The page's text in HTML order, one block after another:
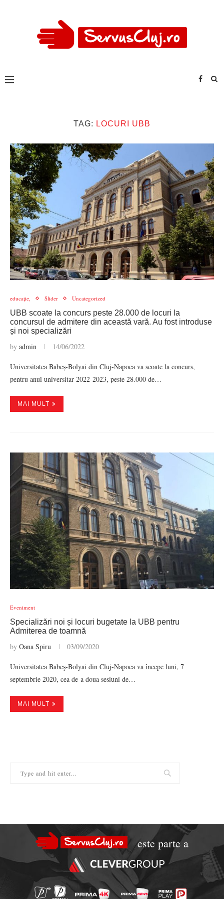
TAG: LOCURI UBB
educație, Slider Uncategorized
UBB scoate la concurs peste 28.000 de locuri la
concursul de admitere din această vară. Au fost introduse
și noi specializări
by admin 14/06/2022
Universitatea Babeș-Bolyai din Cluj-Napoca va scoate la concurs,
pentru anul universitar 2022-2023, peste 28.000 de…
MAI MULT
Eveniment
Specializări noi și locuri bugetate la UBB pentru
Admiterea de toamnă
by Oana Spiru 03/09/2020
Universitatea Babeş-Bolyai din Cluj-Napoca va începe luni, 7
septembrie 2020, cea de-a doua sesiuni de…
MAI MULT
este parte a